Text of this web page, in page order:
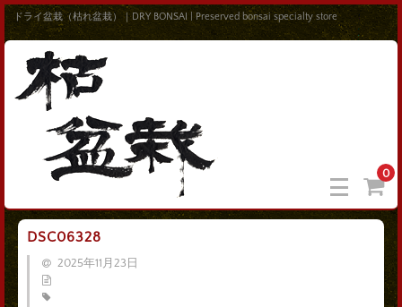
ドライ盆栽（枯れ盆栽）｜DRY BONSAI | Preserved bonsai specialty store
0
DSC06328
2025年11月23日